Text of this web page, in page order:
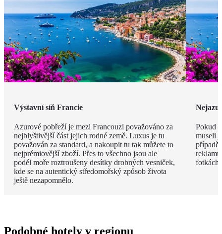
Výstavní síň Francie
Azurové pobřeží je mezi Francouzi považováno za
nejblyštivější část jejich rodné země. Luxus je tu
považován za standard, a nakoupit tu tak můžete to
nejprémiovější zboží. Přes to všechno jsou ale
podél moře roztroušeny desítky drobných vesniček,
kde se na autentický středomořský způsob života
ještě nezapomnělo.
Pokud
museli
případě
fotkách!
Podobné hotely v regionu